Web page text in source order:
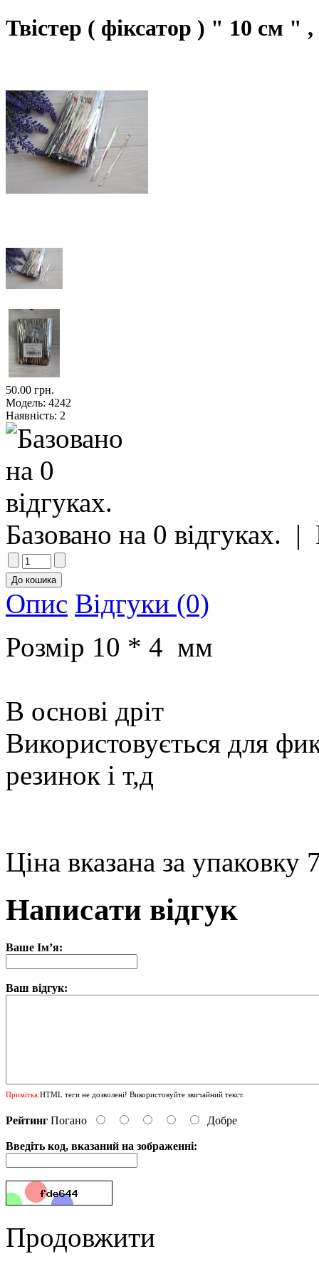
Твістер ( фіксатор ) " 10 см
50.00 грн.
Модель: 4242
Наявність: 2
Базовано на 0 відгуках. |
Опис Відгуки (0)
Розмір 10 * 4 мм
В основі дріт
Використовується для
резинок і т,д
Ціна вказана за
Написати відгук
Ваше Ім’я:
Ваш відгук:
Примітка:HTML теги не дозволені! Використовуйте звичайний текст.
Рейтинг Погано Добре
Введіть код, вказаний на зображенні:
Продовжити